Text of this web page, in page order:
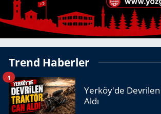
Trend Haberler
Yerköy'de
Aldı
1